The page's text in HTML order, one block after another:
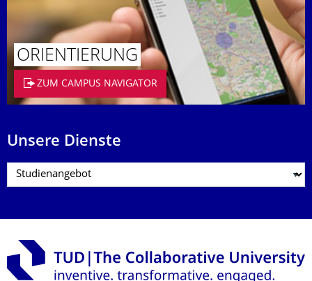
ORIENTIERUNG
ZUM CAMPUS NAVIGATOR
Unsere Dienste